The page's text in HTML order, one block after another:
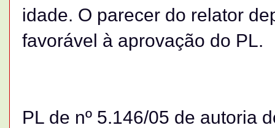
idade. O parecer do relator
favorável à aprovação do PL.
PL de nº 5.146/05 de autoria